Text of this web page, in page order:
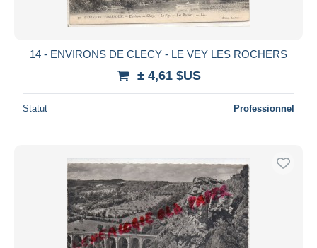
14 - ENVIRONS DE CLECY - LE VEY LES ROCHERS
± 4,61 $US
Statut Professionnel